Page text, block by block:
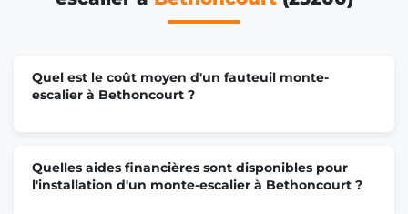
Quel est le coût moyen d'un fauteuil monte-
escalier à Bethoncourt ?
Quelles aides financières sont disponibles pour
l'installation d'un monte-escalier à Bethoncourt ?